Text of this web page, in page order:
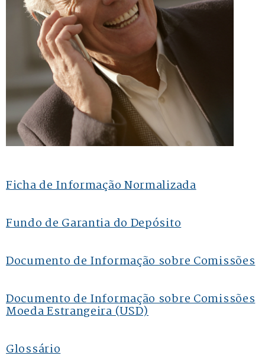
Ficha de Informação Normalizada
Fundo de Garantia do Depósito
Documento de Informação sobre Comissões
Documento de Informação sobre Comissões
Moeda Estrangeira (USD)
Glossário